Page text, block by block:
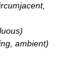
ambient)